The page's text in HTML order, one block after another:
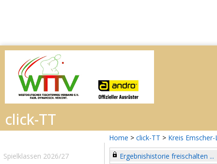
Home > click-TT > Kreis
Spielklassen 2026/27
Ergebnishistorie freischalten ...